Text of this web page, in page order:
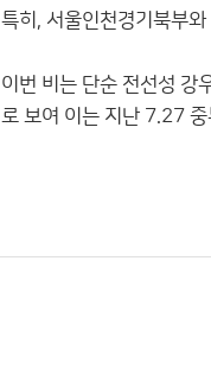
특히, 서울인천경기북부
이번 비는 단순 전선성 강
로 보여 이는 지난 7.27